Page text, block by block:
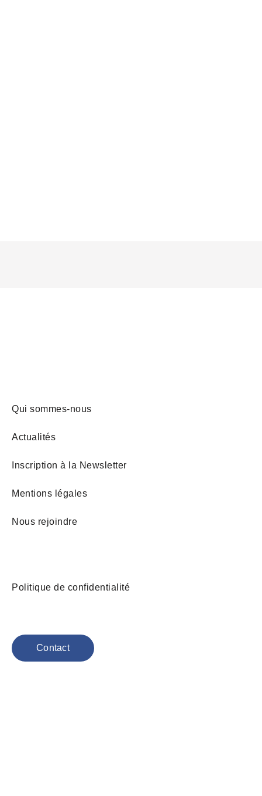
Qui sommes-nous
Actualités
Inscription à la Newsletter
Mentions légales
Nous rejoindre
Politique de confidentialité
Contact